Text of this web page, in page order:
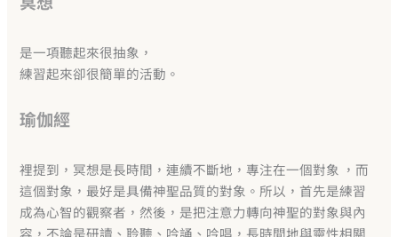
是一項聽起來很抽象，
練習起來卻很簡單的活動。
瑜伽經
裡提到，冥想是長時間，連續不斷地，專注在一個對象 ，而
這個對象，最好是具備神聖品質的對象。所以，首先是練習
成為心智的觀察者，然後，是把注意力轉向神聖的對象與內
容，不論是研讀、聆聽、吟誦、吟唱，長時間地與靈性相關